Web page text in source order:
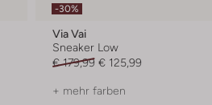
-30%
Via Vai
Sneaker Low
€ 179,99 € 125,99
+ mehr farben